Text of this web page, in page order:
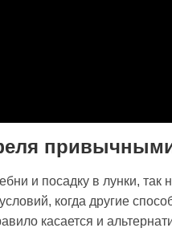
и посадку в лунки, так
когда другие
касается и